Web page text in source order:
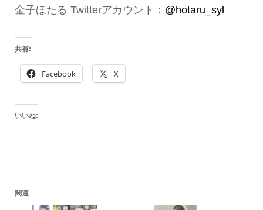
金子ほたる Twitterアカウント： @hotaru_syl
共有:
Facebook X
いいね:
関連